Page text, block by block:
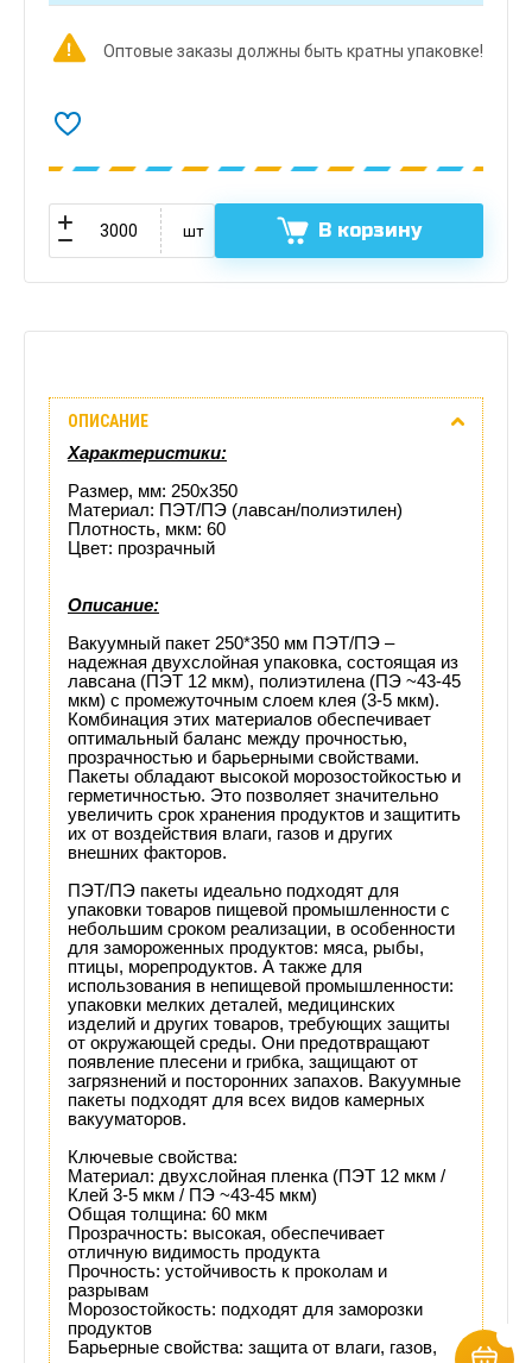
Оптовые заказы должны быть кратны упаковке!
шт В корзину
Отзывы
(0)
Доставка
этого
товара
ОПИСАНИЕ
Характеристики:
Размер, мм: 250х350
Материал: ПЭТ/ПЭ (лавсан/полиэтилен)
Плотность, мкм: 60
Цвет: прозрачный
Описание:
Вакуумный пакет 250*350 мм ПЭТ/ПЭ –
надежная двухслойная упаковка, состоящая из
лавсана (ПЭТ 12 мкм), полиэтилена (ПЭ ~43-45
мкм) с промежуточным слоем клея (3-5 мкм).
Комбинация этих материалов обеспечивает
оптимальный баланс между прочностью,
прозрачностью и барьерными свойствами.
Пакеты обладают высокой морозостойкостью и
герметичностью. Это позволяет значительно
увеличить срок хранения продуктов и защитить
их от воздействия влаги, газов и других
внешних факторов.
ПЭТ/ПЭ пакеты идеально подходят для
упаковки товаров пищевой промышленности с
небольшим сроком реализации, в особенности
для замороженных продуктов: мяса, рыбы,
птицы, морепродуктов. А также для
использования в непищевой промышленности:
упаковки мелких деталей, медицинских
изделий и других товаров, требующих защиты
от окружающей среды. Они предотвращают
появление плесени и грибка, защищают от
загрязнений и посторонних запахов. Вакуумные
пакеты подходят для всех видов камерных
вакууматоров.
Ключевые свойства:
Материал: двухслойная пленка (ПЭТ 12 мкм /
Клей 3-5 мкм / ПЭ ~43-45 мкм)
Общая толщина: 60 мкм
Прозрачность: высокая, обеспечивает
отличную видимость продукта
Прочность: устойчивость к проколам и
разрывам
Морозостойкость: подходят для заморозки
продуктов
Барьерные свойства: защита от влаги, газов,